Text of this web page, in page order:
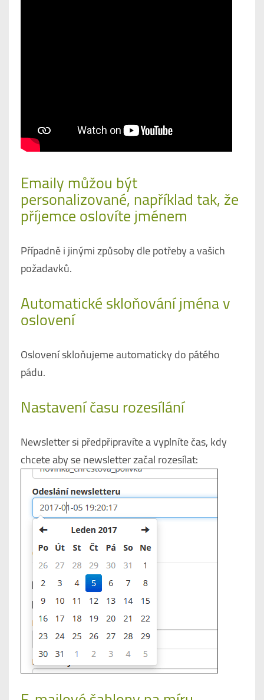
Emaily můžou být
personalizované, například tak, že
příjemce oslovíte jménem
Případně i jinými způsoby dle potřeby a vašich
požadavků.
Automatické skloňování jména v
oslovení
Oslovení skloňujeme automaticky do pátého
pádu.
Nastavení času rozesílání
Newsletter si předpřipravíte a vyplníte čas, kdy
chcete aby se newsletter začal rozesílat: